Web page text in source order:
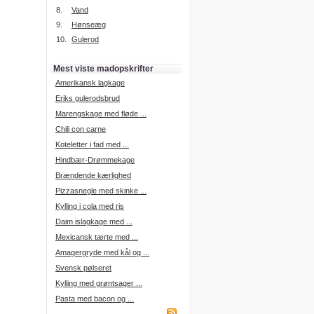
Intelligent søgning
Madopskrifter.nu sætter igen
standarden for opskriftssøgning.
Prøv vores nye "Foreslå
opskrifter" funktion.
Læs mere her.
Mad Forum
Vi har nu oprettet et mad forum,
hvor i kan dele jeres erfaringer.
Log på med dine oplysninger fra
Gå til forum
Indkøbsliste på SMS
på SMS.
For at benytte SMS funktionen,
8.
Vand
9.
Hønseæg
10.
Gulerod
Mest viste madopskrifter
Amerikansk lagkage
Eriks gulerodsbrud
Marengskage med fløde ...
Chili con carne
Koteletter i fad med ...
Hindbær-Drømmekage
Brændende kærlighed
Pizzasnegle med skinke ...
Kylling i cola med ris
Daim islagkage med ...
Mexicansk tærte med ...
Amagergryde med kål og ...
Svensk pølseret
Kylling med grøntsager ...
Pasta med bacon og ...